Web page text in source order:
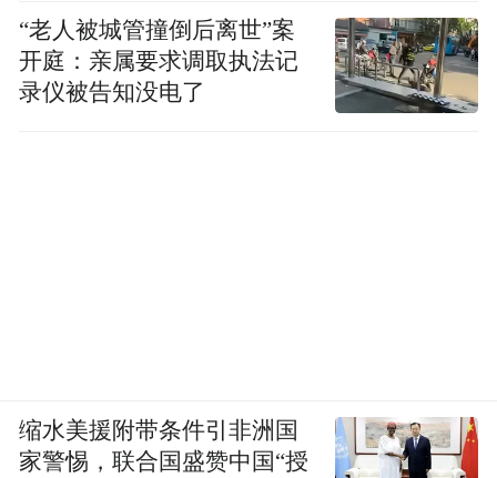
“老人被城管撞倒后离世”案
开庭：亲属要求调取执法记
录仪被告知没电了
缩水美援附带条件引非洲国
家警惕，联合国盛赞中国“授